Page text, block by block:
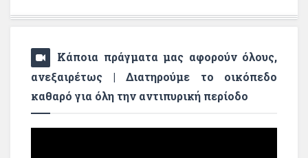
Κάποια πράγματα μας αφορούν όλους,
ανεξαιρέτως | Διατηρούμε το οικόπεδο
καθαρό για όλη την αντιπυρική περίοδο